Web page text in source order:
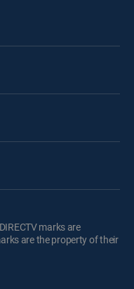
marks are
are the property of their